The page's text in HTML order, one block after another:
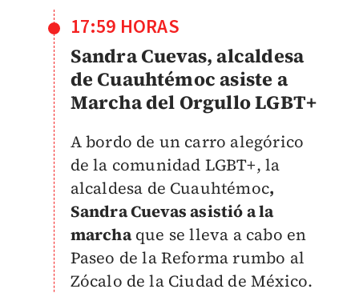
17:59 HORAS
Sandra Cuevas, alcaldesa
de Cuauhtémoc asiste a
Marcha del Orgullo LGBT+
A bordo de un carro alegórico
de la comunidad LGBT+, la
alcaldesa de Cuauhtémoc,
Sandra Cuevas asistió a la
marchaque se lleva a cabo en
Paseo de la Reforma rumbo al
Zócalo de la Ciudad de México.